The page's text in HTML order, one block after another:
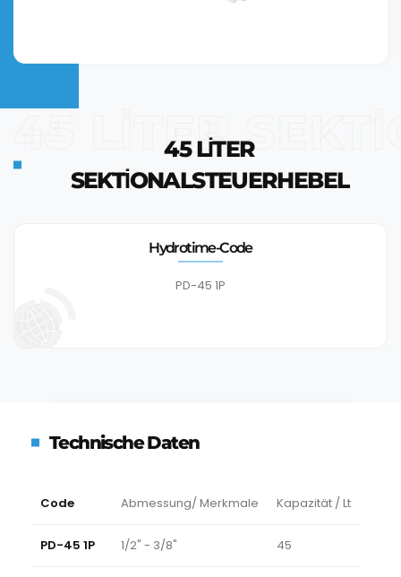
45 LİTER
45 LİTER
SEKTİONALSTEUERHEBEL
Hydrotime-Code
PD-45 1P
Technische Daten
Code Abmessung/ Merkmale Kapazität / Lt
PD-45 1P 1/2" - 3/8" 45